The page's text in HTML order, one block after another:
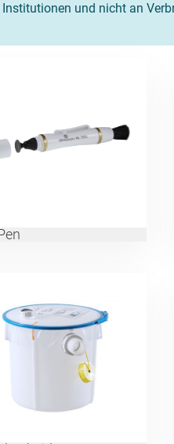
und nicht an